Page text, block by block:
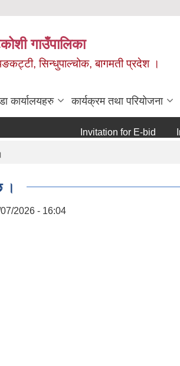
गाउँपालिका
सिन्धुपाल्चोक, बागमती प्रदेश ।
कार्यालयहरु कार्यक्रम तथा परियोजना
Invitation for E-bid
।
2026 - 16:04